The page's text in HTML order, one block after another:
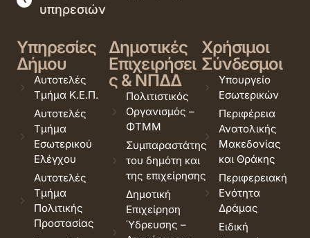
υπηρεσιών
Υπηρεσίες
Δήμου
Αυτοτελές
Τμήμα Κ.Ε.Π.
Αυτοτελές
Τμήμα
Εσωτερικού
Ελέγχου
Αυτοτελές
Τμήμα
Πολιτικής
Προστασίας
Δημοτικές
Επιχειρήσει
ς & ΝΠΔΔ
Πολιτιστικός
Οργανισμός –
ΦΤΜΜ
Συμπαραστάτης
του δημότη και
της επιχείρησης
Δημοτική
Επιχείρηση
Ύδρευσης –
Χρήσιμοι
Σύνδεσμοι
Υπουργείο
Εσωτερικών
Περιφέρεια
Ανατολικής
Μακεδονίας
και Θράκης
Περιφερειακή
Ενότητα
Δράμας
Ειδική